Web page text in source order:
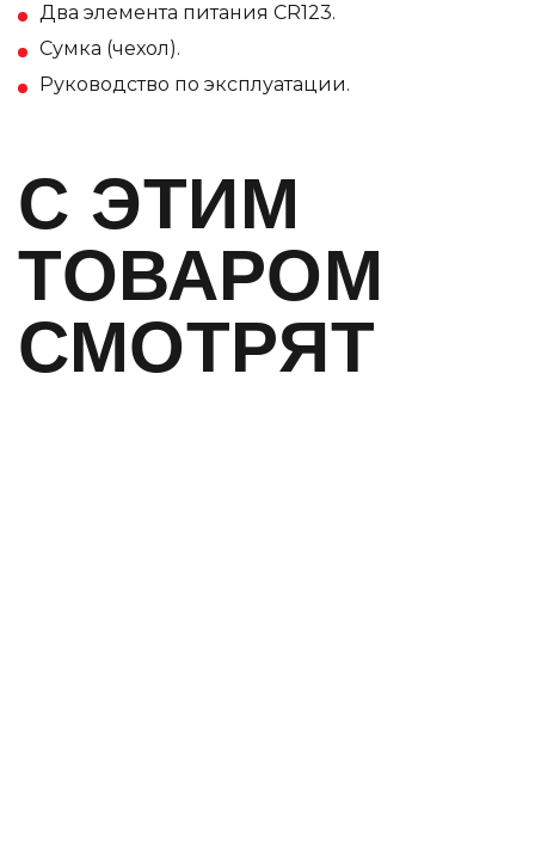
Два элемента питания CR123.
Сумка (чехол).
Руководство по эксплуатации.
C ЭТИМ
ТОВАРОМ
СМОТРЯТ